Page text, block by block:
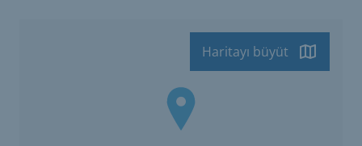
Haritayı büyüt